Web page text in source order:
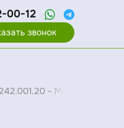
00-12
звонок
- Магний (Mg) в